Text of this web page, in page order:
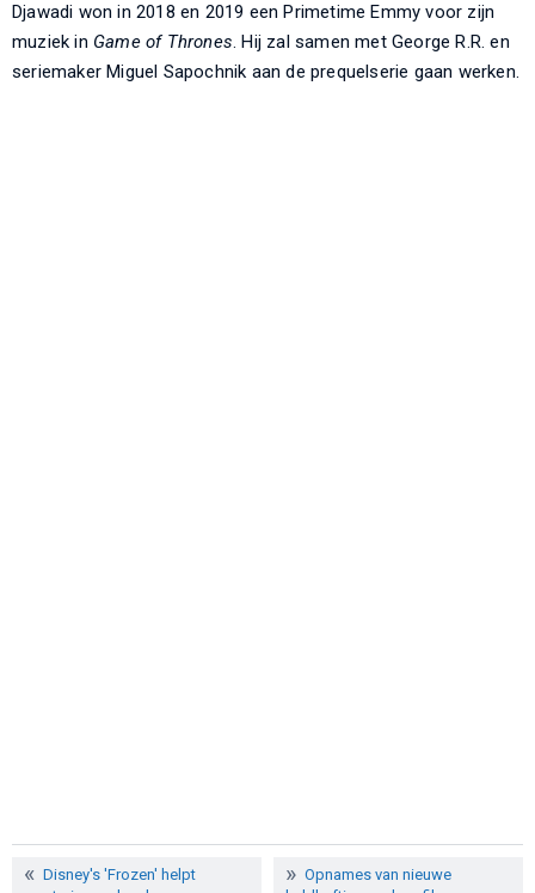
Djawadi won in 2018 en 2019 een Primetime Emmy voor zijn
muziek in Game of Thrones. Hij zal samen met George R.R. en
seriemaker Miguel Sapochnik aan de prequelserie gaan werken.
Disney's 'Frozen' helpt
Opnames van nieuwe